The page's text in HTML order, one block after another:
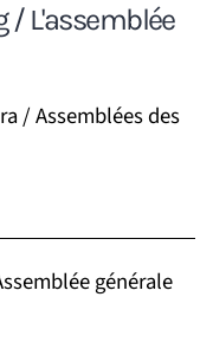
L'assemblée
/ Assemblées des
générale